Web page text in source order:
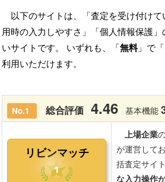
以下のサイトは、「査定を受け付け
用時の入力しやすさ」「個人情報保護
いサイトです。 いずれも、「無料」で「
利用いただけます。